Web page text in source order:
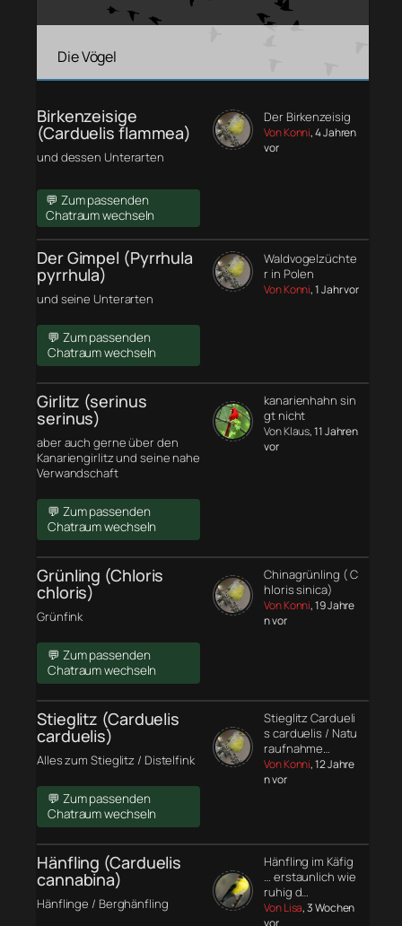
Die Vögel
Birkenzeisige
(Carduelis flammea)
und dessen Unterarten
💬 Zum passenden
Chatraum wechseln
Der Birkenzeisig
Von Konni, 4 Jahren
vor
Der Gimpel (Pyrrhula
pyrrhula)
und seine Unterarten
💬 Zum passenden
Chatraum wechseln
Waldvogelzüchte
r in Polen
Von Konni, 1 Jahr vor
Girlitz (serinus
serinus)
aber auch gerne über den
Kanariengirlitz und seine nahe
Verwandschaft
💬 Zum passenden
Chatraum wechseln
kanarienhahn sin
gt nicht
Von Klaus, 11 Jahren
vor
Grünling (Chloris
chloris)
Grünfink
💬 Zum passenden
Chatraum wechseln
Chinagrünling ( C
hloris sinica)
Von Konni, 19 Jahre
n vor
Stieglitz (Carduelis
carduelis)
Alles zum Stieglitz / Distelfink
💬 Zum passenden
Chatraum wechseln
Stieglitz Cardueli
s carduelis / Natu
raufnahme…
Von Konni, 12 Jahre
n vor
Hänfling (Carduelis
cannabina)
Hänflinge / Berghänfling
Hänfling im Käfig
… erstaunlich wie
ruhig d…
Von Lisa, 3 Wochen